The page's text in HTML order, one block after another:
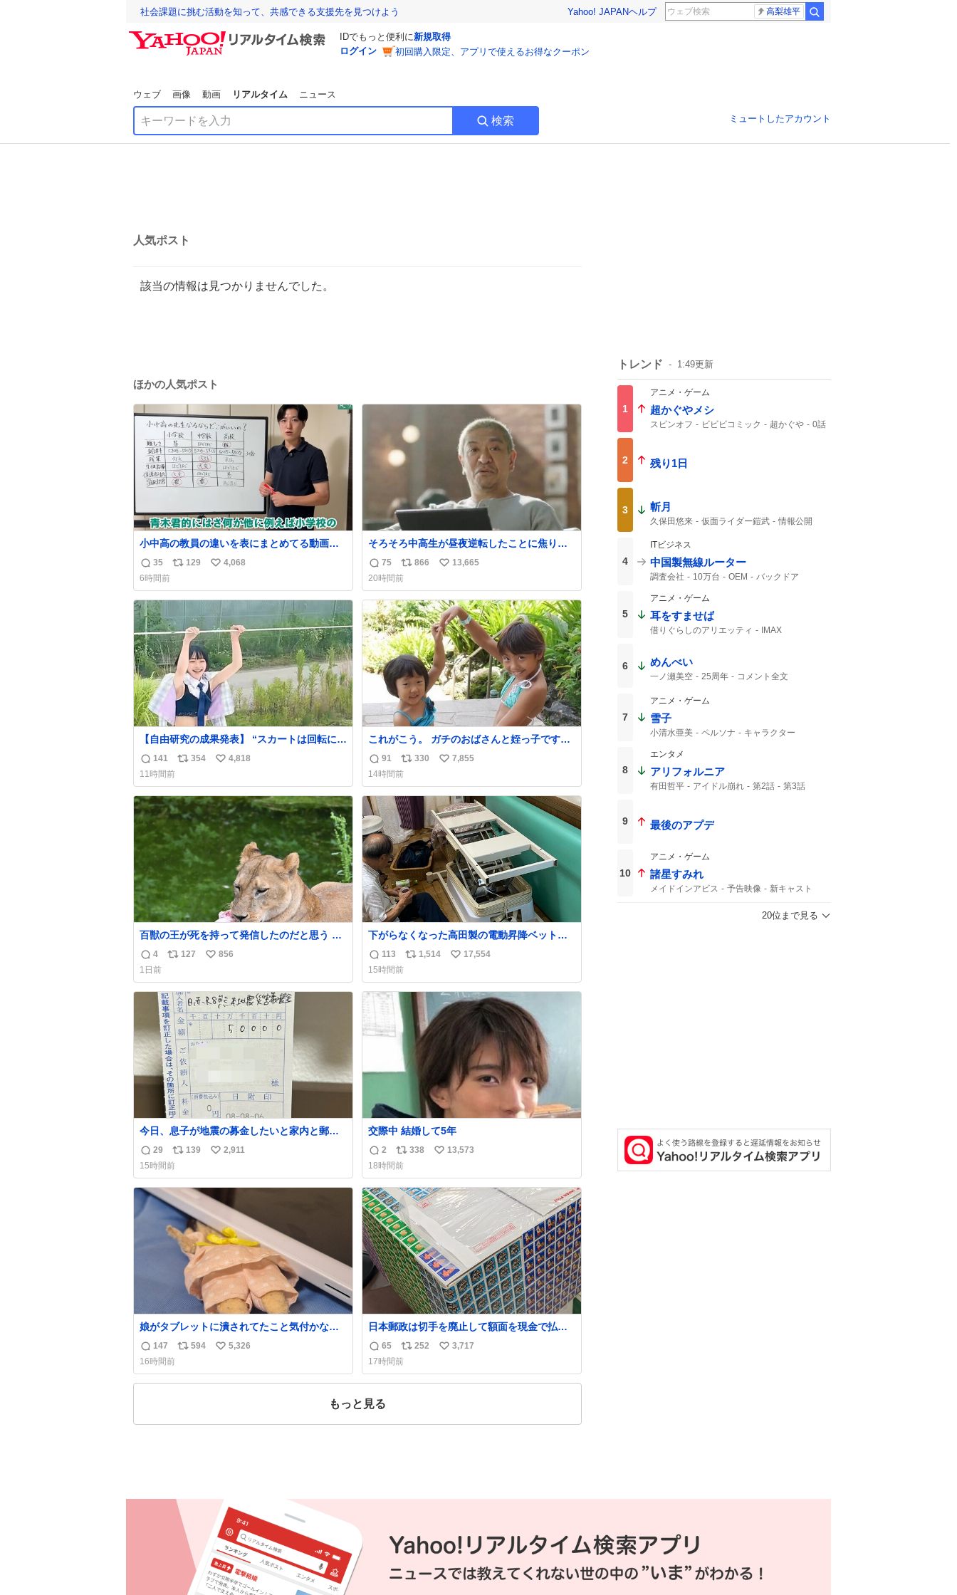
社会課題に挑む活動を知って、共感できる支援先を見つけよう Yahoo! JAPANヘルプ 高梨雄平
IDでもっと便利に新規取得
ログイン
初回購入限定、アプリで使えるお得なクーポン
ウェブ 画像 動画 リアルタイム ニュース
検索 ミュートしたアカウント
人気ポスト
該当の情報は見つかりませんでした。
ほかの人気ポスト
小中高の教員の違いを表にまとめてる動画あ
った。これより解像度が高い動画ないかも。
今まで見た中で一番正確。
返
信
数
35
リ
ス
ト
数
129
い
ね
数
4,068
6時間前
そろそろ中高生が昼夜逆転したことに焦り始
める時期やね
返
信
数
75
リ
ポ
ス
ト
数
866
い
ね
数
13,665
20時間前
【自由研究の成果発表】 “スカートは回転によ
って広がるが、岡澤恋によって270°までなら
広がらずに回転が可能なことが証明された！”
返
信
数
141
リ
ス
ト
数
354
い
ね
数
4,818
11時間前
これがこう。 ガチのおばさんと姪っ子です。
（身長抜かされててしぬ笑） #ヤツルギ12 #
家族でヒロイン
返
信
数
91
リ
ポ
ス
ト
数
330
い
ね
数
7,855
14時間前
百獣の王が死を持って発信したのだと思う 高
温多湿が尋常でない日本の夏 どうか早急に飼
育の環境を見直して 動物の命を護ってくださ
い…と 治療中のライオンが助かりますように
すべての動物の命が護られますように
2026.7.3📷多摩動物公園にて 残念ながら個体
の識別は出来ません
返
信
数
4
リ
ス
ト
数
127
い
ね
数
856
1日前
下がらなくなった高田製の電動昇降ベット。
メーカーからは、完全に見放されたんです
が、 見事に85歳の父が治しました。 うちの父
は、トヨタカローラのボディをオート生産す
る、工業ロボットの製作者なんですが、 父が
電動ベットの配線をハンダで修理している横
で、
返
信
数
113
リ
ス
数
1,514
い
ね
数
17,554
15時間前
今日、息子が地震の募金したいと家内と郵便
局に行ったみたいです。おもちゃとか買う選
択肢もあったと思うけど、自分で貯めてた2万
円を役に立てて欲しい、みんなも元気になっ
て欲しいと。家内も一緒に募金したので、自
分も何かできたらなぁと思いました。
返
信
数
29
リ
ポ
ス
ト
数
139
い
ね
数
2,911
15時間前
交際中 結婚して5年
返
信
数
2
リ
ポ
ス
ト
数
338
い
ね
数
13,573
18時間前
娘がタブレットに潰されてたこと気付かなか
った。 旦那だけは娘の波長を感じ取れるから
声出せずともSOSが伝わったらしい。 急いで
旦那が救出して、泣きじゃくる娘に自分も謝
って抱きしめようとしたら、ビンタされてし
痛い。 その後、娘は旦那に泣きついてた。
返
信
数
147
リ
ス
594
い
ね
5,326
16時間前
日本郵政は切手を廃止して額面を現金で払い
戻せ2026 #日本郵政 @JapanPostHD_PR
返
信
数
65
リ
ポ
ス
252
い
ね
3,717
17時間前
もっと見る
トレンド 1:49更新
1
アニメ・ゲーム
超かぐやメシ
スピンオフ ビビビコミック 超かぐや
0話
2 残り1日
3 斬月
久保田悠来 仮面ライダー鎧武
情報公開
4
ITビジネス
中国製無線ルーター
調査会社 10万台 OEM
バックドア
5
アニメ・ゲーム
耳をすませば
借りぐらしのアリエッティ
IMAX
6 めんべい
一ノ瀬美空 25周年 コメント全文
7
アニメ・ゲーム
雪子
小清水亜美 ペルソナ キャラクター
8
エンタメ
アリフォルニア
有田哲平 アイドル崩れ 第2話 第3話
9 最後のアプデ
10
アニメ・ゲーム
諸星すみれ
メイドインアビス 予告映像 新キャスト
20位まで見る